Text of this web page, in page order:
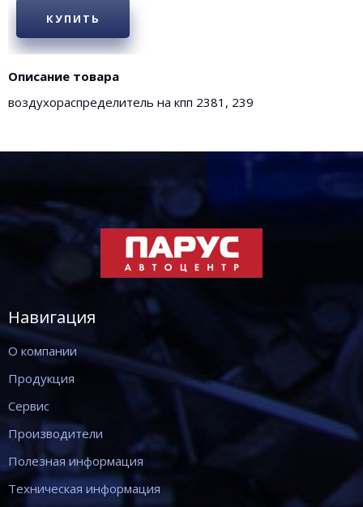
КУПИТЬ
Описание товара
воздухораспределитель на кпп 2381, 239
Навигация
О компании
Продукция
Сервис
Производители
Полезная информация
Техническая информация